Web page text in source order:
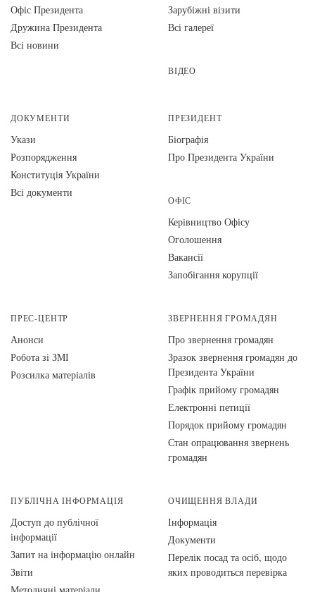
Офіс Президента
Дружина Президента
Всі новини
Зарубіжні візити
Всі галереї
ВІДЕО
ДОКУМЕНТИ
Укази
Розпорядження
Конституція України
Всі документи
ПРЕЗИДЕНТ
Біографія
Про Президента України
ОФІС
Керівництво Офісу
Оголошення
Вакансії
Запобігання корупції
ПРЕС-ЦЕНТР
Анонси
Робота зі ЗМІ
Розсилка матеріалів
ЗВЕРНЕННЯ ГРОМАДЯН
Про звернення громадян
Зразок звернення громадян до
Президента України
Графік прийому громадян
Електронні петиції
Порядок прийому громадян
Стан опрацювання звернень
громадян
ПУБЛІЧНА ІНФОРМАЦІЯ
Доступ до публічної
інформації
Запит на інформацію онлайн
Звіти
ОЧИЩЕННЯ ВЛАДИ
Інформація
Документи
Перелік посад та осіб, щодо
яких проводиться перевірка